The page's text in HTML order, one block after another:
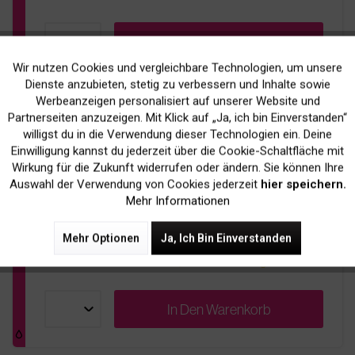
In DenWarenkorb
Original Utax 652510014 Toner Magenta
115,90 € *
inkl. MwSt.zzgl. Versandkosten
In DenWarenkorb
Funktionale Aktiv
Marketing Inaktiv
Tracking Inaktiv
Wir nutzen Cookies und vergleichbare Technologien, um unsere
Dienste anzubieten, stetig zu verbessern und Inhalte sowie
Werbeanzeigen personalisiert auf unserer Website und
Partnerseiten anzuzeigen. Mit Klick auf „Ja, ich bin Einverstanden“
willigst du in die Verwendung dieser Technologien ein. Deine
Einwilligung kannst du jederzeit über die Cookie-Schaltfläche mit
Wirkung für die Zukunft widerrufen oder ändern. Sie können Ihre
Auswahl der Verwendung von Cookies jederzeit hier speichern.
Mehr Informationen
Mehr Optionen Ja, Ich Bin Einverstanden